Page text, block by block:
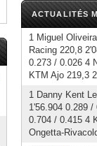
ACTUALITÉS
1 Miguel
Racing 220,8
0.273 / 0.026 4
KTM Ajo 219,3
1 Danny Kent
1'56.904 0.289
0.704 / 0.415 4
Ongetta-